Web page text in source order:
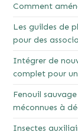
Comment
Les guildes de
pour des
Intégrer de
complet pour
Fenouil
méconnues à
Insectes